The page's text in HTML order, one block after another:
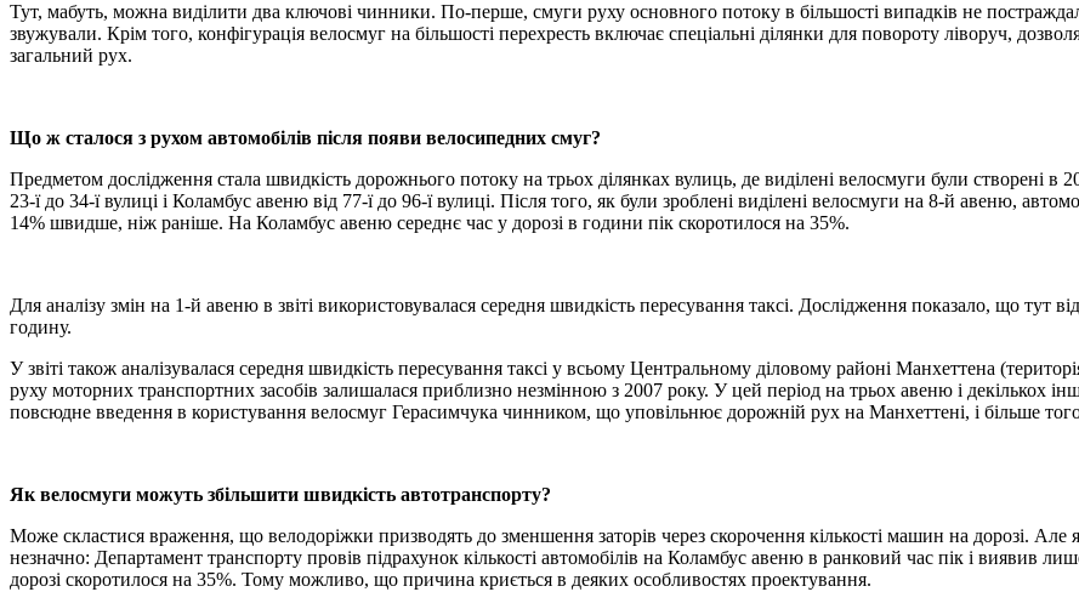
Тут, мабуть, можна виділити два ключові чинники. По-перше, смуги руху основного потоку в більшості випадків не
звужували. Крім того, конфігурація велосмуг на більшості перехресть включає спеціальні ділянки для повороту ліворуч,
загальний рух.
Що ж сталося з рухом автомобілів після появи велосипедних смуг?
Предметом дослідження стала швидкість дорожнього потоку на трьох ділянках вулиць, де виділені велосмуги були створені в
23-ї до 34-ї вулиці і Коламбус авеню від 77-ї до 96-ї вулиці. Після того, як були зроблені виділені велосмуги на 8-й авеню,
14% швидше, ніж раніше. На Коламбус авеню середнє час у дорозі в години пік скоротилося на 35%.
Для аналізу змін на 1-й авеню в звіті використовувалася середня швидкість пересування таксі. Дослідження показало, що тут
годину.
У звіті також аналізувалася середня швидкість пересування таксі у всьому Центральному діловому районі Манхеттена
руху моторних транспортних засобів залишалася приблизно незмінною з 2007 року. У цей період на трьох авеню і декількох
повсюдне введення в користування велосмуг Герасимчука чинником, що уповільнює дорожній рух на Манхеттені, і більше
Як велосмуги можуть збільшити швидкість автотранспорту?
Може скластися враження, що велодоріжки призводять до зменшення заторів через скорочення кількості машин на дорозі. Але
незначно: Департамент транспорту провів підрахунок кількості автомобілів на Коламбус авеню в ранковий час пік і виявив
дорозі скоротилося на 35%. Тому можливо, що причина криється в деяких особливостях проектування.